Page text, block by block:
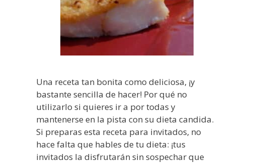
Una receta tan bonita como deliciosa, ¡y
bastante sencilla de hacer! Por qué no
utilizarlo si quieres ir a por todas y
mantenerse en la pista con su dieta candida.
Si preparas esta receta para invitados, no
hace falta que hables de tu dieta: ¡tus
invitados la disfrutarán sin sospechar que